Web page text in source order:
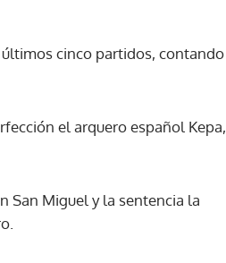
cinco partidos, contando
el arquero español Kepa,
San Miguel y la sentencia la